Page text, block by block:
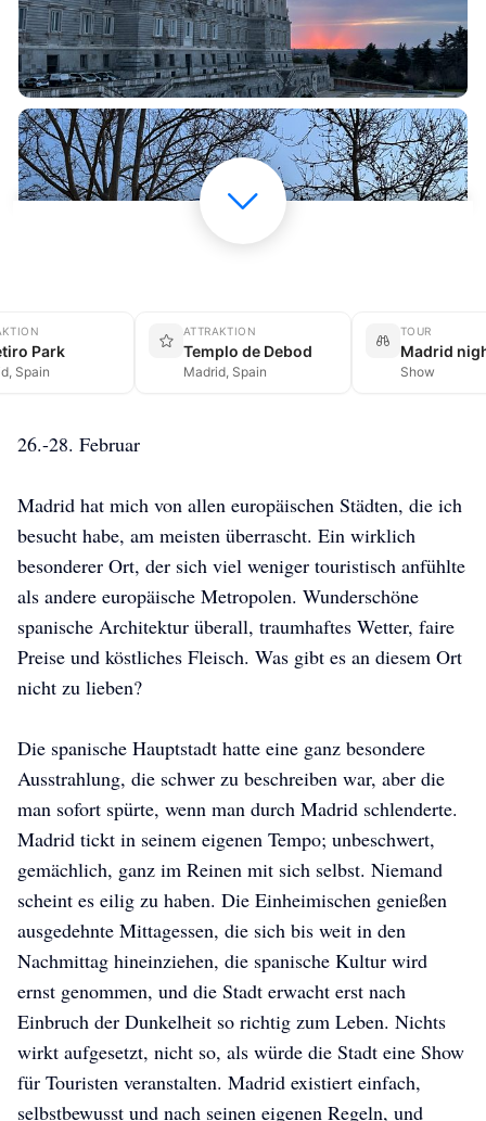
Park
Spain
ATTRAKTION
Templo de Debod
Madrid, Spain
TOUR
Madrid
Show
26.-28. Februar
Madrid hat mich von allen europäischen Städten, die ich
besucht habe, am meisten überrascht. Ein wirklich
besonderer Ort, der sich viel weniger touristisch anfühlte
als andere europäische Metropolen. Wunderschöne
spanische Architektur überall, traumhaftes Wetter, faire
Preise und köstliches Fleisch. Was gibt es an diesem Ort
nicht zu lieben?
Die spanische Hauptstadt hatte eine ganz besondere
Ausstrahlung, die schwer zu beschreiben war, aber die
man sofort spürte, wenn man durch Madrid schlenderte.
Madrid tickt in seinem eigenen Tempo; unbeschwert,
gemächlich, ganz im Reinen mit sich selbst. Niemand
scheint es eilig zu haben. Die Einheimischen genießen
ausgedehnte Mittagessen, die sich bis weit in den
Nachmittag hineinziehen, die spanische Kultur wird
ernst genommen, und die Stadt erwacht erst nach
Einbruch der Dunkelheit so richtig zum Leben. Nichts
wirkt aufgesetzt, nicht so, als würde die Stadt eine Show
für Touristen veranstalten. Madrid existiert einfach,
selbstbewusst und nach seinen eigenen Regeln, und